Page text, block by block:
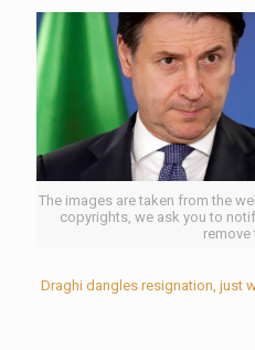
The images are taken from the
copyrights, we ask you to
remove
Draghi dangles resignation, just